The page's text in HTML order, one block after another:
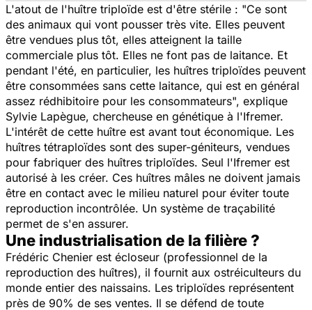
L'atout de l'huître triploïde est d'être stérile : "Ce sont
des animaux qui vont pousser très vite. Elles peuvent
être vendues plus tôt, elles atteignent la taille
commerciale plus tôt. Elles ne font pas de laitance. Et
pendant l'été, en particulier, les huîtres triploïdes peuvent
être consommées sans cette laitance, qui est en général
assez rédhibitoire pour les consommateurs", explique
Sylvie Lapègue, chercheuse en génétique à l'Ifremer.
L'intérêt de cette huître est avant tout économique. Les
huîtres tétraploïdes sont des super-géniteurs, vendues
pour fabriquer des huîtres triploïdes. Seul l'Ifremer est
autorisé à les créer. Ces huîtres mâles ne doivent jamais
être en contact avec le milieu naturel pour éviter toute
reproduction incontrôlée. Un système de traçabilité
permet de s'en assurer.
Une industrialisation de la filière ?
Frédéric Chenier est écloseur (professionnel de la
reproduction des huîtres), il fournit aux ostréiculteurs du
monde entier des naissains. Les triploïdes représentent
près de 90% de ses ventes. Il se défend de toute